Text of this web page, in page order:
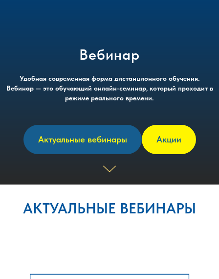
Вебинар
Удобная современная форма дистанционного обучения.
Вебинар — это обучающий онлайн-семинар, который проходит в
режиме реального времени.
Актуальные вебинары Акции
АКТУАЛЬНЫЕ ВЕБИНАРЫ